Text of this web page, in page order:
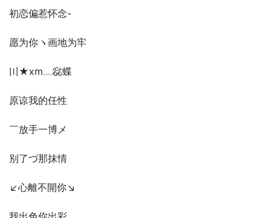
初恋偏惹怀念-
愿为你ヽ画地为牢
〣★xm﹏惢蝶
原谅我的任性
￣放手一博メ
别了づ那抹情
↙心離不開你↘